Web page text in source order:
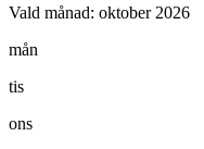
Vald månad: oktober 2026
mån
tis
ons